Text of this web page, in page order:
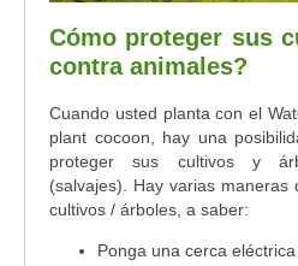
Cómo proteger sus
contra animales?
Cuando usted planta con el
plant cocoon, hay una
proteger sus cultivos y
(salvajes). Hay varias
cultivos / árboles, a saber:
Ponga una cerca